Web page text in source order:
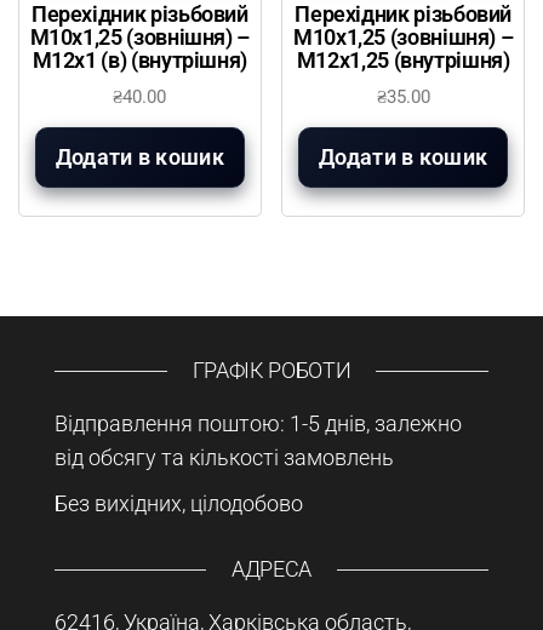
Перехідник різьбовий
М10х1,25 (зовнішня) –
М12х1 (в) (внутрішня)
₴40.00
Додати в кошик
Перехідник різьбовий
М10х1,25 (зовнішня) –
М12х1,25 (внутрішня)
₴35.00
Додати в кошик
ГРАФІК РОБОТИ
Відправлення поштою: 1-5 днів, залежно
від обсягу та кількості замовлень
Без вихідних, цілодобово
АДРЕСА
62416, Україна, Харківська область,